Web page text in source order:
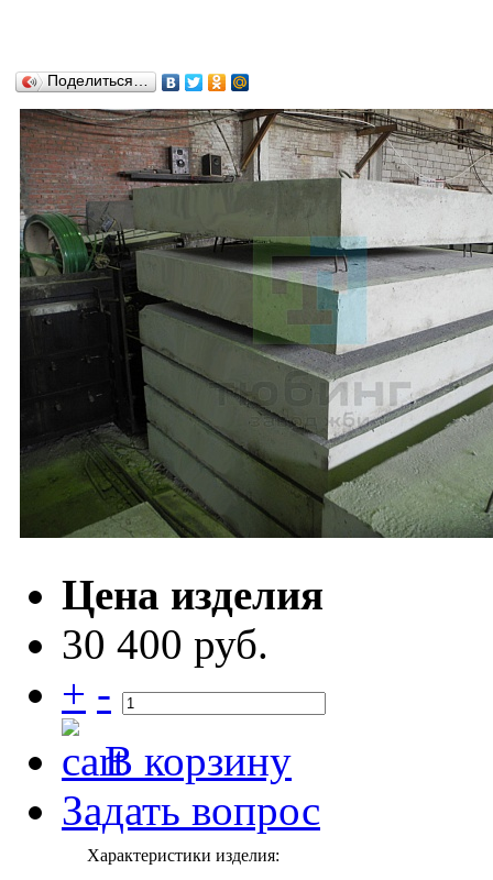
Поделиться…
Цена изделия
30 400 руб.
+ -
В корзину
Задать вопрос
Характеристики изделия: